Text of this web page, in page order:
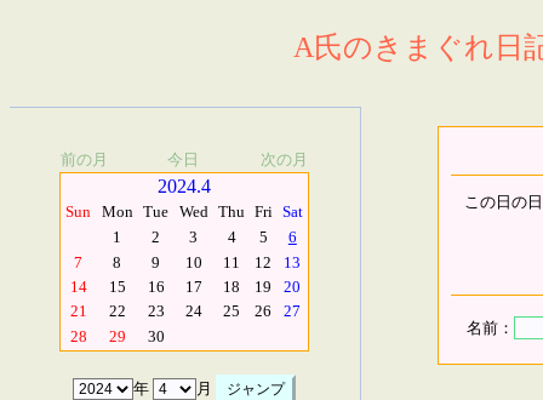
A氏のきまぐれ日
前の月 今日 次の月
2024.4
Sun Mon Tue Wed Thu Fri Sat
1
2 3 4 5
6
7
8 9 10 11 12
13
14
15 16 17 18 19
20
21
22 23 24 25 26
27
28
29 30
年 月
この日の
名前：